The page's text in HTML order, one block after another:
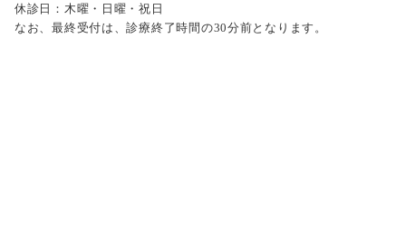
休診日：木曜・日曜・祝日
なお、最終受付は、診療終了時間の30分前となります。